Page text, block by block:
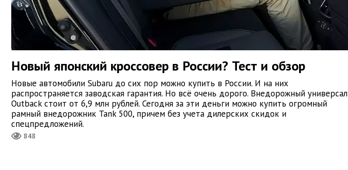
Новый японский кроссовер в России? Тест и обзор
Новые автомобили Subaru до сих пор можно купить в России. И на них
распространяется заводская гарантия. Но всё очень дорого. Внедорожный универсал
Outback стоит от 6,9 млн рублей. Сегодня за эти деньги можно купить огромный
рамный внедорожник Tank 500, причем без учета дилерских скидок и
спецпредложений.
848